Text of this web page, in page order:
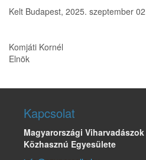
Kelt Budapest, 2025. szeptember
Komjáti Kornél
Elnök
Kapcsolat
Magyarországi
Közhasznú Egyesülete